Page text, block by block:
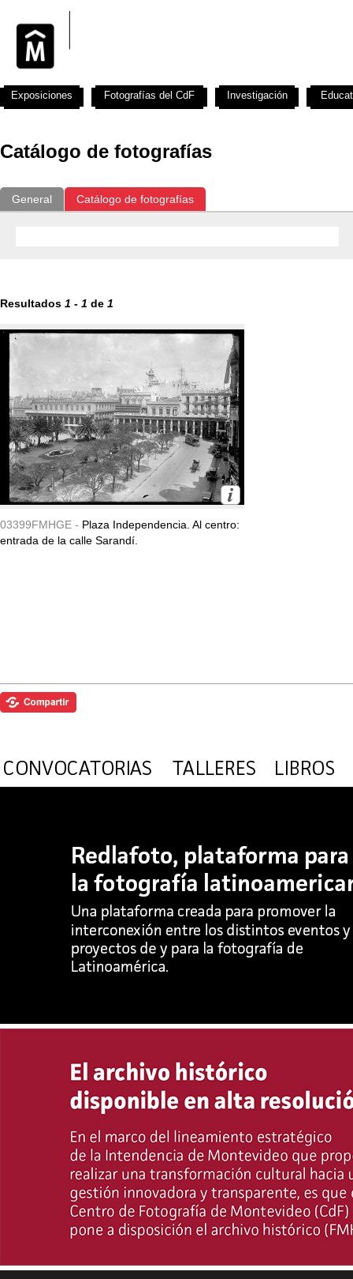
Catálogo de fotografías
General Catálogo de fotografías
Resultados 1 - 1 de 1
03399FMHGE - Plaza Independencia. Al centro:
entrada de la calle Sarandí.
Exposiciones Fotografías del CdF Investigación